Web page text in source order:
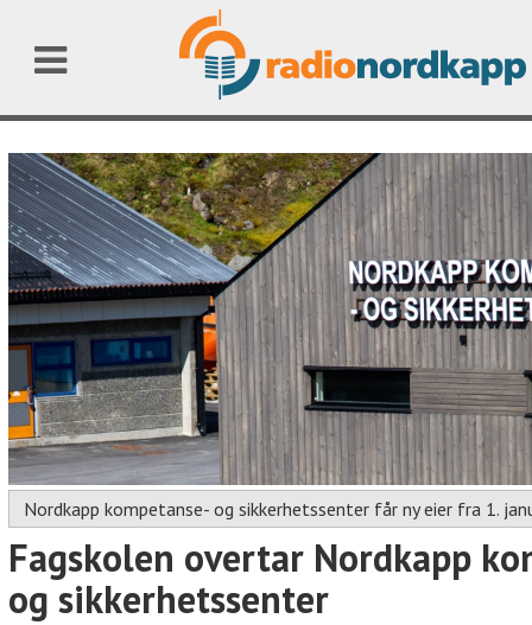
Nordkapp kompetanse- og sikkerhetssenter får ny eier fra 1.
Fagskolen overtar Nordkapp
og sikkerhetssenter